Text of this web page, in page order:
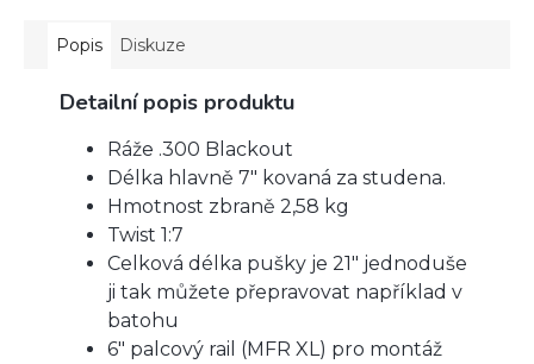
Popis Diskuze
Detailní popis produktu
Ráže .300 Blackout
Délka hlavně 7″ kovaná za studena.
Hmotnost zbraně 2,58 kg
Twist 1:7
Celková délka pušky je 21″ jednoduše
ji tak můžete přepravovat například v
batohu
6″ palcový rail (MFR XL) pro montáž